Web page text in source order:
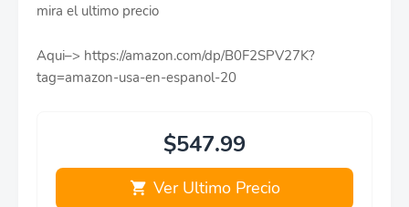
mira el ultimo precio
Aqui–> https://amazon.com/dp/B0F2SPV27K?
tag=amazon-usa-en-espanol-20
$547.99
Ver Ultimo Precio